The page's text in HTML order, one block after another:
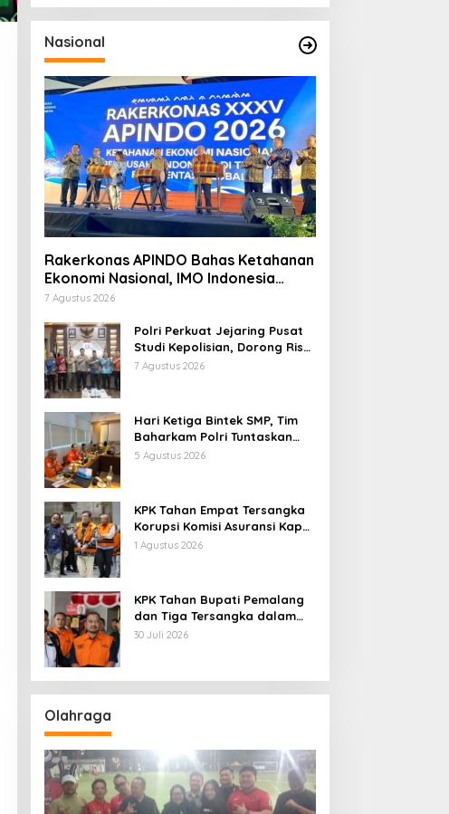
Nasional
Rakerkonas APINDO Bahas Ketahanan
Ekonomi Nasional, IMO Indonesia
Soroti Pentingnya Kolaborasi Lintas
7 Agustus 2026
Polri Perkuat Jejaring Pusat
Studi Kepolisian, Dorong Riset
Jadi Dasar Kebijakan dan
7 Agustus 2026
Hari Ketiga Bintek SMP, Tim
Baharkam Polri Tuntaskan
Pemeriksaan Pola
5 Agustus 2026
KPK Tahan Empat Tersangka
Korupsi Komisi Asuransi Kapal
PT Pelni
1 Agustus 2026
KPK Tahan Bupati Pemalang
dan Tiga Tersangka dalam
Kasus Dugaan Pemerasan
30 Juli 2026
Olahraga